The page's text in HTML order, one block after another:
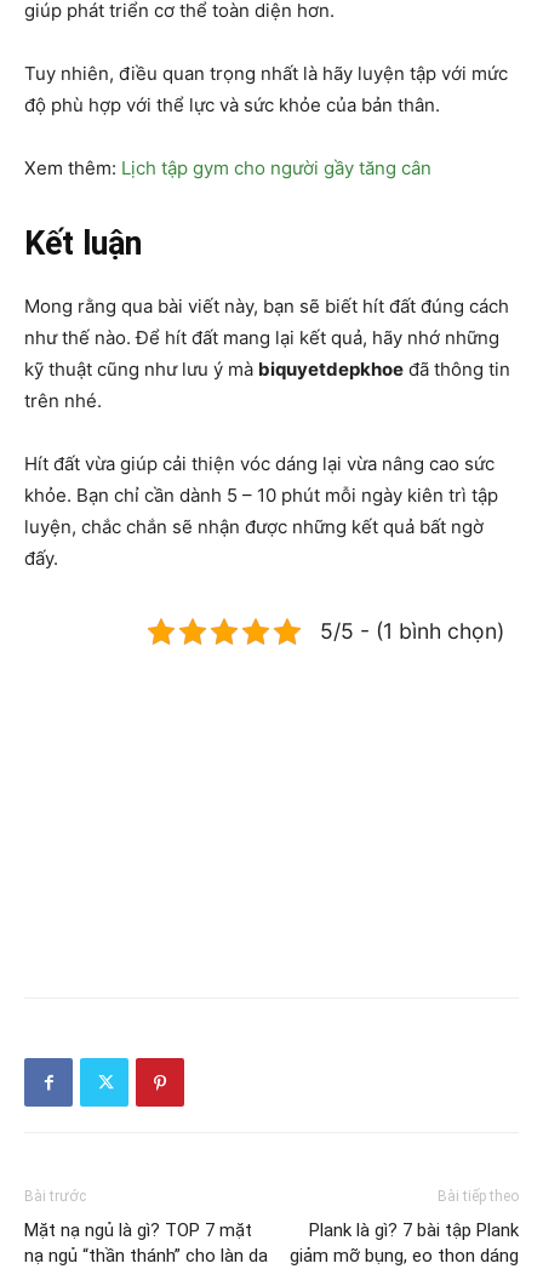
giúp phát triển cơ thể toàn diện hơn.
Tuy nhiên, điều quan trọng nhất là hãy luyện tập với mức
độ phù hợp với thể lực và sức khỏe của bản thân.
Xem thêm: Lịch tập gym cho người gầy tăng cân
Kết luận
Mong rằng qua bài viết này, bạn sẽ biết hít đất đúng cách
như thế nào. Để hít đất mang lại kết quả, hãy nhớ những
kỹ thuật cũng như lưu ý mà biquyetdepkhoe đã thông tin
trên nhé.
Hít đất vừa giúp cải thiện vóc dáng lại vừa nâng cao sức
khỏe. Bạn chỉ cần dành 5 – 10 phút mỗi ngày kiên trì tập
luyện, chắc chắn sẽ nhận được những kết quả bất ngờ
đấy.
5/5 - (1 bình chọn)
Bài trước
Mặt nạ ngủ là gì? TOP 7 mặt
nạ ngủ “thần thánh” cho làn da
Bài tiếp theo
Plank là gì? 7 bài tập Plank
giảm mỡ bụng, eo thon dáng